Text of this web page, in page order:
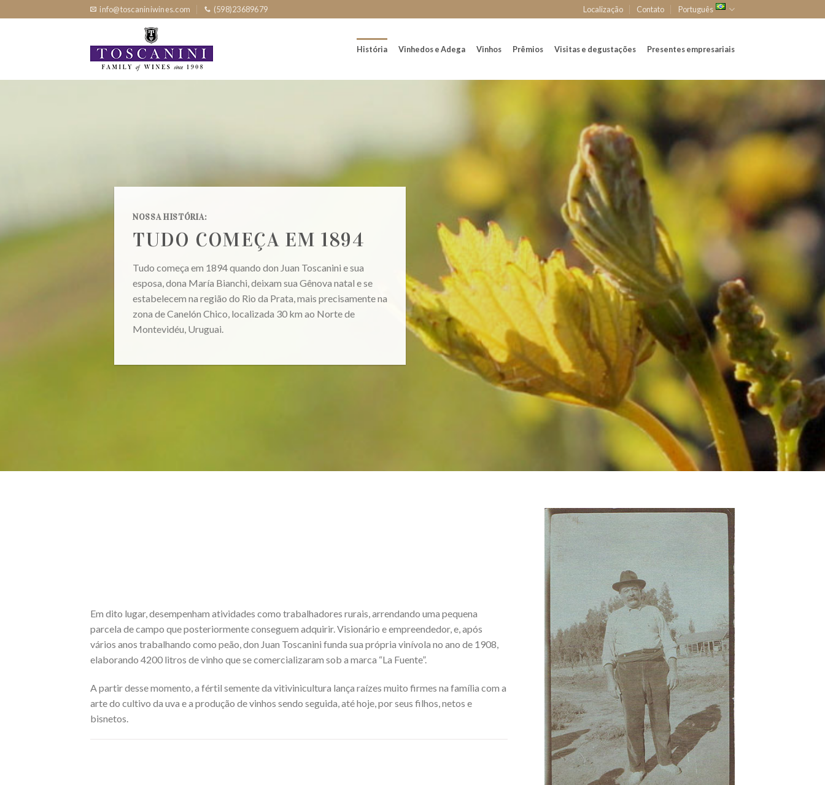
to
info@toscaniniwines.com (598)23689679 Localização Contato Português
História Vinhedos e Adega Vinhos Prêmios Visitas e degustações Presentes empresariais
NOSSA HISTÓRIA:
TUDO COMEÇA EM 1894
Tudo começa em 1894 quando don Juan Toscanini e sua
esposa, dona María Bianchi, deixam sua Gênova natal e se
estabelecem na região do Rio da Prata, mais precisamente na
zona de Canelón Chico, localizada 30 km ao Norte de
Montevidéu, Uruguai.
Em dito lugar, desempenham atividades como trabalhadores rurais, arrendando uma pequena
parcela de campo que posteriormente conseguem adquirir. Visionário e empreendedor, e, após
vários anos trabalhando como peão, don Juan Toscanini funda sua própria vinívola no ano de 1908,
elaborando 4200 litros de vinho que se comercializaram sob a marca “La Fuente”.
A partir desse momento, a fértil semente da vitivinicultura lança raízes muito firmes na família com a
arte do cultivo da uva e a produção de vinhos sendo seguida, até hoje, por seus filhos, netos e
bisnetos.